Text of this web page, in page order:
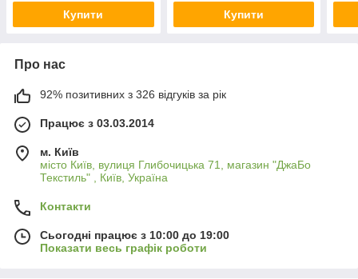
Купити Купити
Про нас
92% позитивних з 326 відгуків за рік
Працює з 03.03.2014
м. Київ
місто Київ, вулиця Глибочицька 71, магазин "ДжаБо
Текстиль" , Київ, Україна
Контакти
Сьогодні працює з 10:00 до 19:00
Показати весь графік роботи